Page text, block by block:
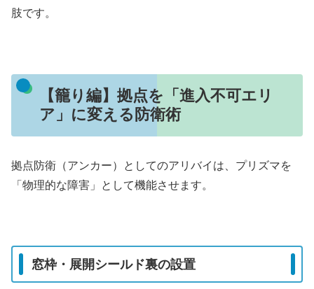
肢です。
【籠り編】拠点を「進入不可エリ
ア」に変える防衛術
拠点防衛（アンカー）としてのアリバイは、プリズマを
「物理的な障害」として機能させます。
窓枠・展開シールド裏の設置